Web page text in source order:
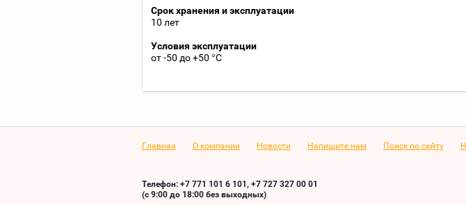
Срок хранения и эксплуатации
10 лет
Условия эксплуатации
от -50 до +50 °С
Главная О компании Новости Напишите нам Поиск по сайту
Телефон: +7 771 101 6 101, +7 727 327 00 01
(с 9:00 до 18:00 без выходных)